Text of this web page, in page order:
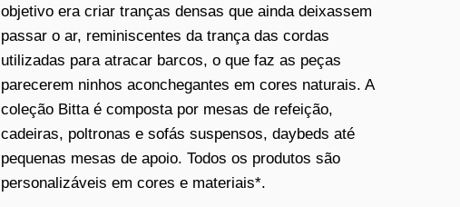
objetivo era criar tranças densas que ainda deixassem
passar o ar, reminiscentes da trança das cordas
utilizadas para atracar barcos, o que faz as peças
parecerem ninhos aconchegantes em cores naturais. A
coleção Bitta é composta por mesas de refeição,
cadeiras, poltronas e sofás suspensos, daybeds até
pequenas mesas de apoio. Todos os produtos são
personalizáveis em cores e materiais*.